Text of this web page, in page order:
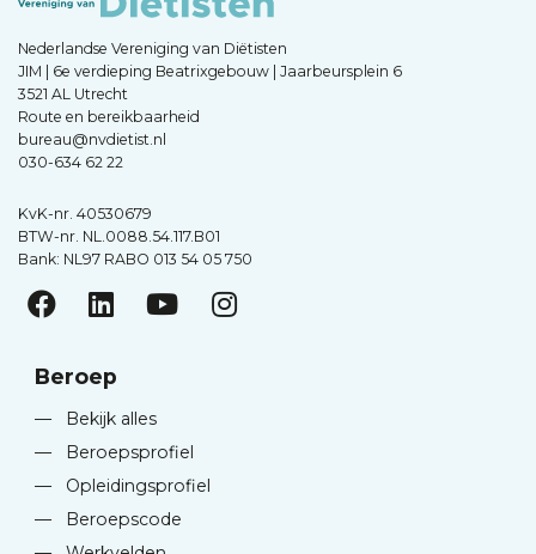
Nederlandse Vereniging van Diëtisten
JIM | 6e verdieping Beatrixgebouw | Jaarbeursplein 6
3521 AL Utrecht
Route en bereikbaarheid
bureau@nvdietist.nl
030-634 62 22
KvK-nr. 40530679
BTW-nr. NL.0088.54.117.B01
Bank: NL97 RABO 013 54 05 750
Beroep
—
Bekijk alles
—
Beroepsprofiel
—
Opleidingsprofiel
—
Beroepscode